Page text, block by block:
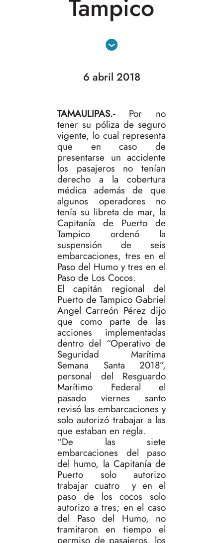
Tampico
6 abril 2018
TAMAULIPAS.- Por no
tener su póliza de seguro
vigente, lo cual representa
que en caso de
presentarse un accidente
los pasajeros no tenían
derecho a la cobertura
médica además de que
algunos operadores no
tenía su libreta de mar, la
Capitanía de Puerto de
Tampico ordenó la
suspensión de seis
embarcaciones, tres en el
Paso del Humo y tres en el
Paso de Los Cocos.
El capitán regional del
Puerto de Tampico Gabriel
Angel Carreón Pérez dijo
que como parte de las
acciones implementadas
dentro del “Operativo de
Seguridad Marítima
Semana Santa 2018”,
personal del Resguardo
Marítimo Federal el
pasado viernes santo
revisó las embarcaciones y
solo autorizó trabajar a las
que estaban en regla.
“De las siete
embarcaciones del paso
del humo, la Capitanía de
Puerto solo autorizo
trabajar cuatro y en el
paso de los cocos solo
autorizo a tres; en el caso
del Paso del Humo, no
tramitaron en tiempo el
permiso de pasajeros, los